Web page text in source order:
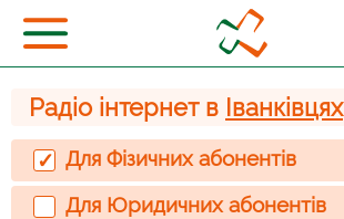
Радіо інтернет в Іванківцях
✓ Для Фізичних абонентів
Для Юридичних абонентів